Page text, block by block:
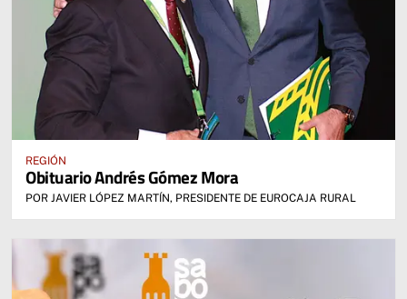
REGIÓN
Obituario Andrés Gómez Mora
POR JAVIER LÓPEZ MARTÍN, PRESIDENTE DE EUROCAJA RURAL